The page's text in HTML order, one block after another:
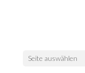
Seite auswählen